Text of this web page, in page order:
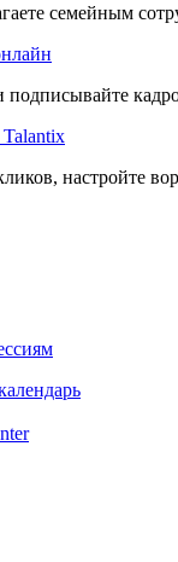
семейным
подписывайте
Talantix
настройте